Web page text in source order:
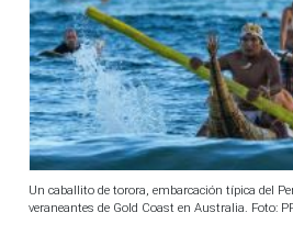
Un caballito de torora, embarcación típica del
veraneantes de Gold Coast en Australia. Foto: